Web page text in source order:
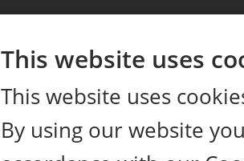
This website uses
This website uses
By using our website